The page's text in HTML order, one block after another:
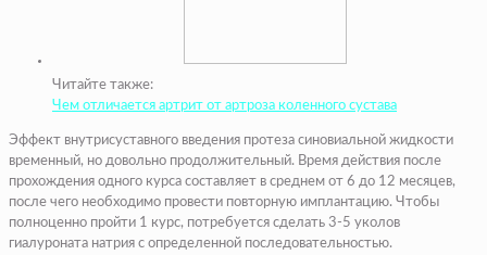
Читайте также:
Чем отличается артрит от артроза коленного сустава
Эффект внутрисуставного введения протеза синовиальной жидкости
временный, но довольно продолжительный. Время действия после
прохождения одного курса составляет в среднем от 6 до 12 месяцев,
после чего необходимо провести повторную имплантацию. Чтобы
полноценно пройти 1 курс, потребуется сделать 3-5 уколов
гиалуроната натрия с определенной последовательностью.